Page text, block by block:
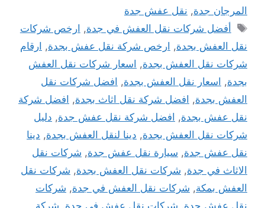
المرجان جدة, نقل عفش جدة
الوسوم
أفضل شركات نقل العفش في جدة, ارخص شركات
نقل العفش بجدة, ارخص شركة نقل عفش بجدة, ارقام
شركات نقل العفش بجدة, اسعار شركات نقل العفش
بجدة, اسعار نقل العفش بجدة, افضل شركات نقل
العفش بجدة, افضل شركة نقل اثاث بجدة, افضل شركة
نقل عفش بجدة, افضل شركة نقل عفش جدة, دليل
شركات نقل العفش بجدة, دينا لنقل العفش بجدة, دينا
نقل عفش جدة, سيارة نقل عفش جدة, شركات نقل
الاثاث في جدة, شركات نقل العفش بجدة, شركات نقل
العفش بمكة, شركات نقل العفش في جدة, شركات
نقل عفش جدة, شركات نقل عفش في جدة, شركة